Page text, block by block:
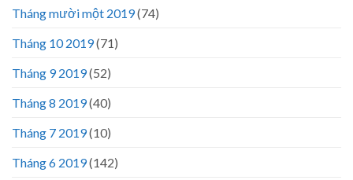
Tháng mười một 2019(74)
Tháng 10 2019(71)
Tháng 9 2019(52)
Tháng 8 2019(40)
Tháng 7 2019(10)
Tháng 6 2019(142)